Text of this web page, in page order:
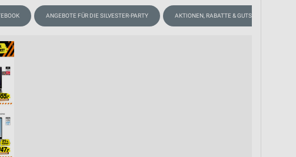
ANGEBOTE FÜR DIE SILVESTER-PARTY AKTIONEN, RABATTE & GUTSCHEINE